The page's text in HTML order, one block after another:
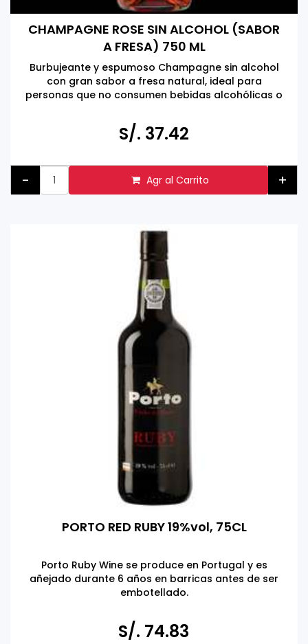
CHAMPAGNE ROSE SIN ALCOHOL (SABOR
A FRESA) 750 ML
Burbujeante y espumoso Champagne sin alcohol
con gran sabor a fresa natural, ideal para
personas que no consumen bebidas alcohólicas o
Hecho en Bélgica
S/. 37.42
- Agr al Carrito +
PORTO RED RUBY 19%vol, 75CL
Porto Ruby Wine se produce en Portugal y es
añejado durante 6 años en barricas antes de ser
embotellado.
Prohibida la venta a menores de 18 años
S/. 74.83